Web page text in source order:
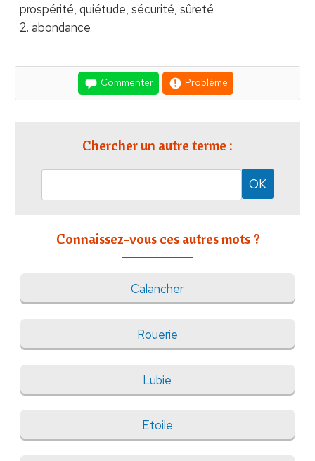
prospérité, quiétude, sécurité, sûreté
2. abondance
Commenter Problème
Chercher un autre terme :
Connaissez-vous ces autres mots ?
Calancher
Rouerie
Lubie
Etoile